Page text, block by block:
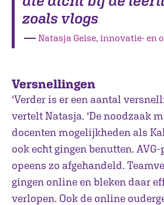
zoals vlogs
― Natasja Geise, innovatie- en
Versnellingen
‘Verder is er een aantal
vertelt Natasja. ‘De noodzaak
docenten mogelijkheden als
ook echt gingen benutten.
opeens zo afgehandeld.
gingen online en bleken daar
verlopen. Ook de online